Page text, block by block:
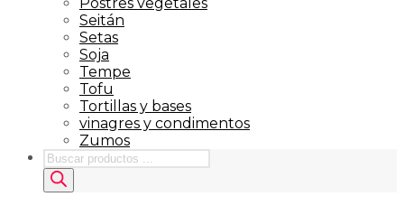
Seitán
Setas
Soja
Tempe
Tofu
Tortillas y bases
vinagres y condimentos
Zumos
Búsqueda
de
productos